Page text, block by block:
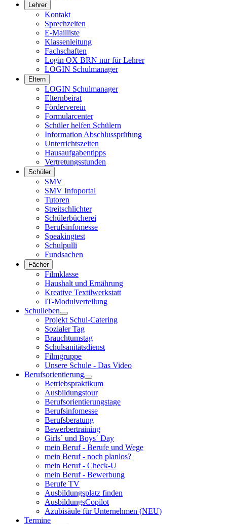
Lehrer
Kontakt
Sprechzeiten
E-Mailliste
Klassenleitung
Fachschaften
Login OX BRN nur für Lehrer
LOGIN Schulmanager
Eltern
LOGIN Schulmanager
Elternbeirat
Förderverein
Formularcenter
Schüler helfen Schülern
Information Abschlussprüfung
Unterrichtszeiten
Hausaufgabentipps
Vertretungsstunden
Schüler
SMV
SMV Infoportal
Tutoren
Streitschlichter
Schülerbücherei
Berufsinfomesse
Speakingtest
Schulpulli
Fundsachen
Fächer
Filmklasse
Haushalt und Ernährung
Kreative Textilwerkstatt
IT-Modulverteilung
Schulleben
Projekt Schul-Catering
Sozialer Tag
Brauchtumstag
Schulsanitätsdienst
Filmgruppe
Unsere Schule - Das Video
Berufsorientierung
Betriebspraktikum
Ausbildungstour
Berufsorientierungstage
Berufsinfomesse
Berufsberatung
Bewerbertraining
Girls´ und Boys´ Day
mein Beruf - Berufe und Wege
mein Beruf - noch planlos?
mein Beruf - Check-U
mein Beruf - Bewerbung
Berufe TV
Ausbildungsplatz finden
AusbildungsCopilot
Azubisäule für Unternehmen (NEU)
Termine